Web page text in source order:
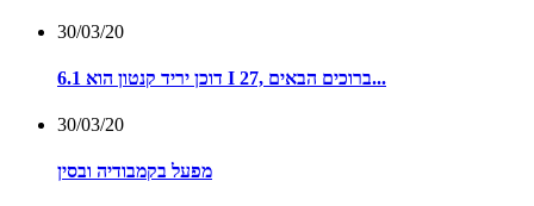
30/03/20
דוכן יריד קנטון הוא 6.1 I 27, ברוכים הבאים...
30/03/20
מפעל בקמבודיה ובסין